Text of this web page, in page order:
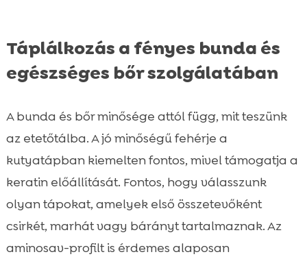
Táplálkozás a fényes bunda és
egészséges bőr szolgálatában
A bunda és bőr minősége attól függ, mit teszünk
az etetőtálba. A jó minőségű fehérje a
kutyatápban kiemelten fontos, mivel támogatja a
keratin előállítását. Fontos, hogy válasszunk
olyan tápokat, amelyek első összetevőként
csirkét, marhát vagy bárányt tartalmaznak. Az
aminosav-profilt is érdemes alaposan